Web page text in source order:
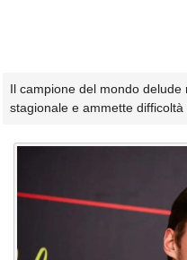
Il campione del mondo
stagionale e ammette